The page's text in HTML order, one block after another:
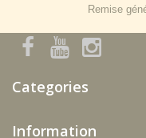
Remise
Categories
Information